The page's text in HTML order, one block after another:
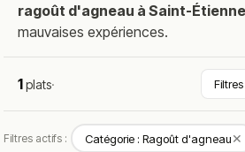
ragoût d'agneau à Saint-Étienne
mauvaises expériences.
1plats· Filtres
Filtres actifs : Catégorie : Ragoût d'agneau✕